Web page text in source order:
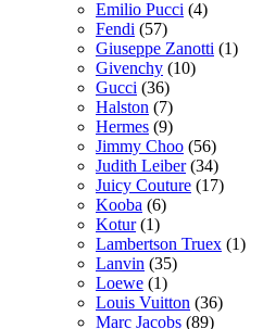
Emilio Pucci (4)
Fendi (57)
Giuseppe Zanotti (1)
Givenchy (10)
Gucci (36)
Halston (7)
Hermes (9)
Jimmy Choo (56)
Judith Leiber(34)
Juicy Couture (17)
Kooba (6)
Kotur(1)
Lambertson Truex (1)
Lanvin (35)
Loewe (1)
Louis Vuitton (36)
Marc Jacobs (89)